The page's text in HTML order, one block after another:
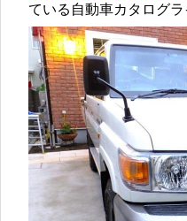
ている自動車カタログ